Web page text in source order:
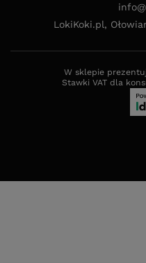
LokiKoki.pl,
W sklepie
Stawki VAT dla